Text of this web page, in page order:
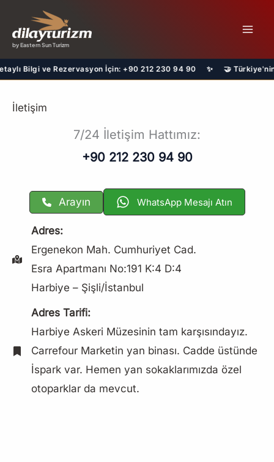
atla
by Eastern Sun Turizm
ve Rezervasyon İçin: +90 212 230 94 90 ✨ 🤝 Türkiye'nin En
İletişim
7/24 İletişim Hattımız:
+90 212 230 94 90
Arayın WhatsApp Mesajı Atın
Adres:
Ergenekon Mah. Cumhuriyet Cad.
Esra Apartmanı No:191 K:4 D:4
Harbiye – Şişli/İstanbul
Adres Tarifi:
Harbiye Askeri Müzesinin tam karşısındayız.
Carrefour Marketin yan binası. Cadde üstünde
İspark var. Hemen yan sokaklarımızda özel
otoparklar da mevcut.